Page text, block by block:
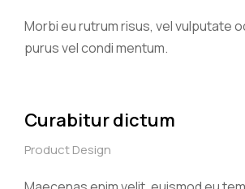
Morbi eu rutrum risus, vel vulputate
purus vel condi mentum.
Curabitur dictum
Product Design